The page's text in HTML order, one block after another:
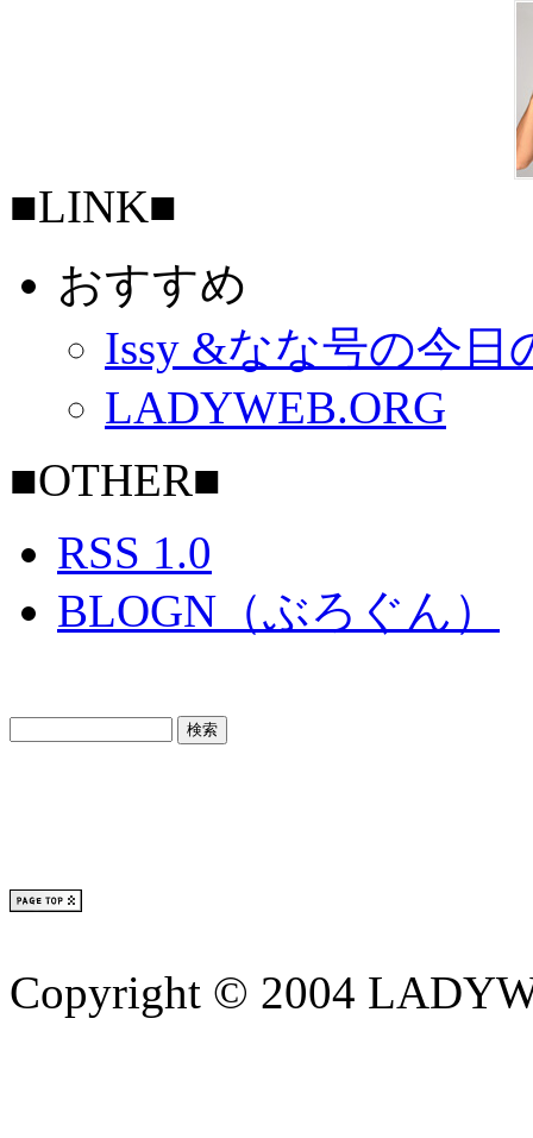
■LINK■
おすすめ
Issy &なな号の今日
LADYWEB.ORG
■OTHER■
RSS 1.0
BLOGN（ぶろぐん）
Copyright © 2004